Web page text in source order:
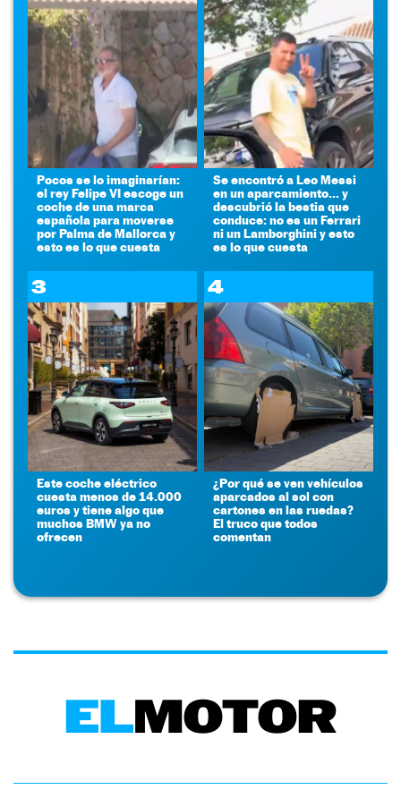
Pocos se lo imaginarían:
el rey Felipe VI escoge un
coche de una marca
española para moverse
por Palma de Mallorca y
esto es lo que cuesta
Se encontró a Leo Messi
en un aparcamiento... y
descubrió la bestia que
conduce: no es un Ferrari
ni un Lamborghini y esto
es lo que cuesta
3
Este coche eléctrico
cuesta menos de 14.000
euros y tiene algo que
muchos BMW ya no
ofrecen
4
¿Por qué se ven vehículos
aparcados al sol con
cartones en las ruedas?
El truco que todos
comentan